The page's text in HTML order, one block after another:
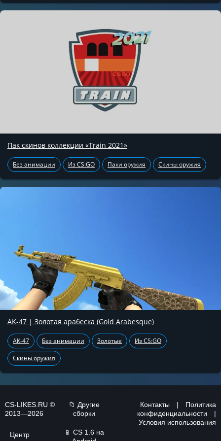
Пак скинов коллекции «Train 2021»
Без анимации Из CS:GO Паки оружия Скины оружия
AK-47 | Золотая арабеска (Gold Arabesque)
АК-47 Без анимации Золотые Из CS:GO
Скины оружия
CS-LIKES.RU ©
2013—2026
Центр
📁 Другие
сборки
📱 CS 1.6 на
Контакты |
Политика
конфиденциальности
|
Условия использования